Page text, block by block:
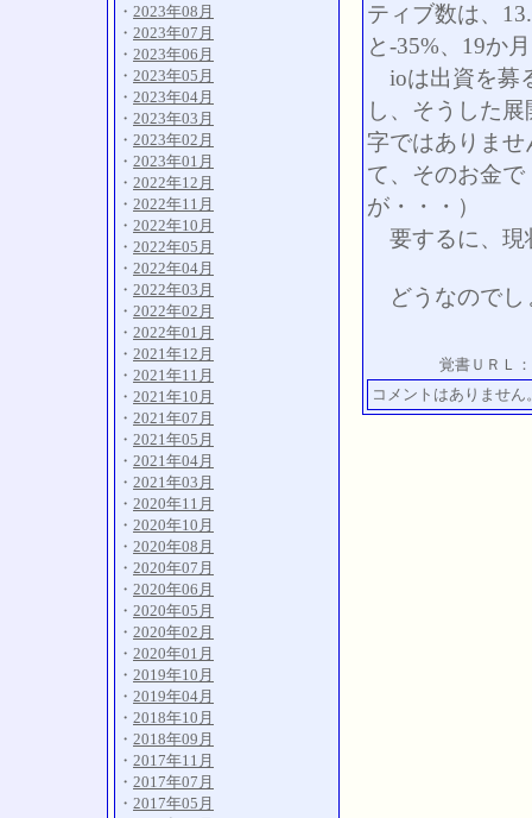
・ 2023年08月
・ 2023年07月
・ 2023年06月
・ 2023年05月
・ 2023年04月
・ 2023年03月
・ 2023年02月
・ 2023年01月
・ 2022年12月
・ 2022年11月
・ 2022年10月
・ 2022年05月
・ 2022年04月
・ 2022年03月
・ 2022年02月
・ 2022年01月
・ 2021年12月
・ 2021年11月
・ 2021年10月
・ 2021年07月
・ 2021年05月
・ 2021年04月
・ 2021年03月
・ 2020年11月
・ 2020年10月
・ 2020年08月
・ 2020年07月
・ 2020年06月
・ 2020年05月
・ 2020年02月
・ 2020年01月
・ 2019年10月
・ 2019年04月
・ 2018年10月
・ 2018年09月
・ 2017年11月
・ 2017年07月
・ 2017年05月
ティブ数は、
と-35%、19か
ioは出資を募
し、そうした
字ではありま
て、そのお金
が・・・）
要するに、現
どうなのでし
覚書ＵＲＬ：
コメントはありません